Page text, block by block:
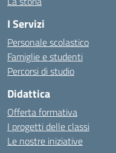
I Servizi
Personale scolastico
Famiglie e studenti
Percorsi di studio
Didattica
Offerta formativa
I progetti delle classi
Le nostre iniziative